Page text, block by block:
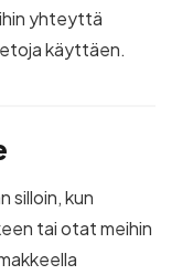
yhteyttä
käyttäen.
silloin, kun
tai otat meihin